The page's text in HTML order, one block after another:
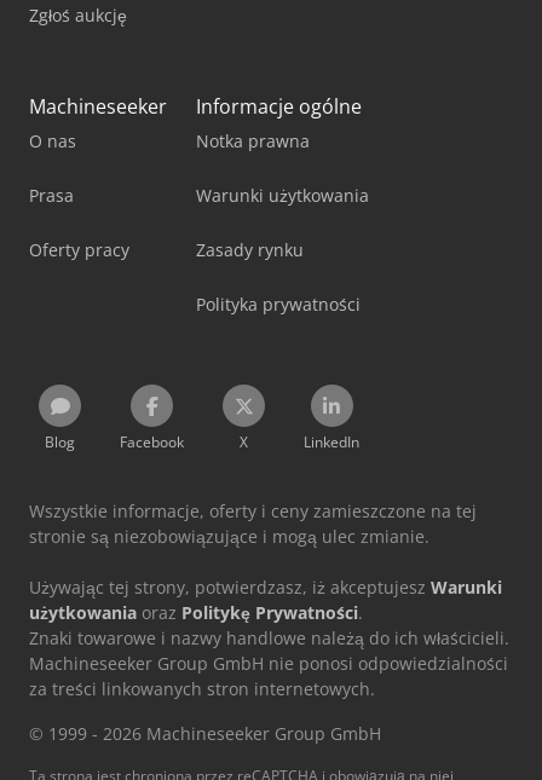
Zgłoś aukcję
Machineseeker
O nas
Prasa
Oferty pracy
Informacje ogólne
Notka prawna
Warunki użytkowania
Zasady rynku
Polityka prywatności
Blog Facebook X LinkedIn
Wszystkie informacje, oferty i ceny zamieszczone na tej
stronie są niezobowiązujące i mogą ulec zmianie.
Używając tej strony, potwierdzasz, iż akceptujesz Warunki
użytkowania oraz Politykę Prywatności.
Znaki towarowe i nazwy handlowe należą do ich właścicieli.
Machineseeker Group GmbH nie ponosi odpowiedzialności
za treści linkowanych stron internetowych.
© 1999 - 2026 Machineseeker Group GmbH